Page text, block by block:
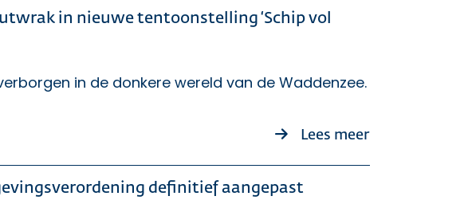
in nieuwe tentoonstelling ‘Schip vol
in de donkere wereld van de Waddenzee.
Lees meerover Duik in
definitief aangepast